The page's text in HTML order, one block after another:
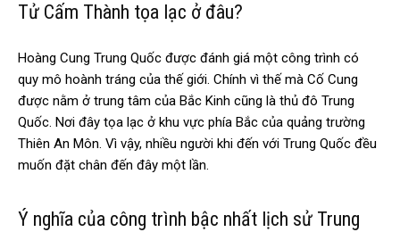
Tử Cấm Thành tọa lạc ở đâu?
Hoàng Cung Trung Quốc được đánh giá một công trình có
quy mô hoành tráng của thế giới. Chính vì thế mà Cố Cung
được nằm ở trung tâm của Bắc Kinh cũng là thủ đô Trung
Quốc. Nơi đây tọa lạc ở khu vực phía Bắc của quảng trường
Thiên An Môn. Vì vậy, nhiều người khi đến với Trung Quốc đều
muốn đặt chân đến đây một lần.
Ý nghĩa của công trình bậc nhất lịch sử Trung